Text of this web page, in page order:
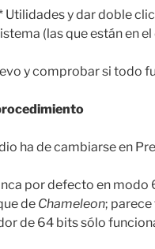
Utilidades y dar doble
(las que están en
y comprobar si todo
ha de cambiarse en
por defecto en
de Chameleon;
de 64 bits sólo